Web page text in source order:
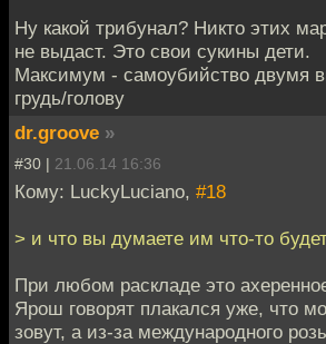
Ну какой трибунал? Никто этих
не выдаст. Это свои сукины дети.
Максимум - самоубийство двумя
грудь/голову
dr.groove »
#30 | 21.06.14 16:36
Кому: LuckyLuciano, #18
> и что вы думаете им что-то
При любом раскладе это
Ярош говорят плакался уже, что
зовут, а из-за международного